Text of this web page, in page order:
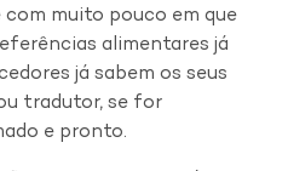
com muito pouco em que
alimentares já
já sabem os seus
tradutor, se for
e pronto.